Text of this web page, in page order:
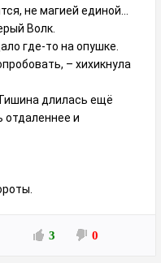
не магией единой...
Волк.
где-то на опушке.
– хихикнула
длилась ещё
отдаленнее и
3 0